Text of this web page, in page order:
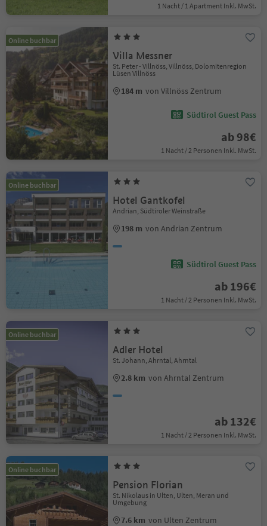
1 Nacht / 1 Apartment Inkl. MwSt.
Online buchbar
Villa Messner
St. Peter - Villnöss, Villnöss, Dolomitenregion
Lüsen Villnöss
184 m von Villnöss Zentrum
Südtirol Guest Pass
ab 98€
1 Nacht / 2 Personen Inkl. MwSt.
Online buchbar
Hotel Gantkofel
Andrian, Südtiroler Weinstraße
198 m von Andrian Zentrum
Südtirol Guest Pass
ab 196€
1 Nacht / 2 Personen Inkl. MwSt.
Online buchbar
Adler Hotel
St. Johann, Ahrntal, Ahrntal
2.8 km von Ahrntal Zentrum
ab 132€
1 Nacht / 2 Personen Inkl. MwSt.
Online buchbar
Pension Florian
St. Nikolaus in Ulten, Ulten, Meran und
Umgebung
7.6 km von Ulten Zentrum